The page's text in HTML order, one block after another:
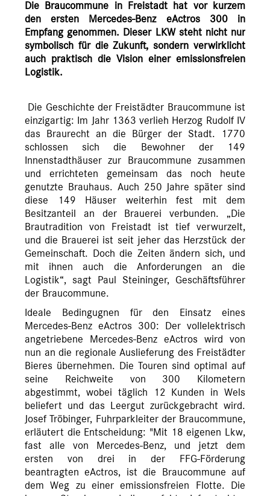
Die Braucommune in Freistadt hat vor kurzem
den ersten Mercedes-Benz eActros 300 in
Empfang genommen. Dieser LKW steht nicht nur
symbolisch für die Zukunft, sondern verwirklicht
auch praktisch die Vision einer emissionsfreien
Logistik.
Die Geschichte der Freistädter Braucommune ist
einzigartig: Im Jahr 1363 verlieh Herzog Rudolf IV
das Braurecht an die Bürger der Stadt. 1770
schlossen sich die Bewohner der 149
Innenstadthäuser zur Braucommune zusammen
und errichteten gemeinsam das noch heute
genutzte Brauhaus. Auch 250 Jahre später sind
diese 149 Häuser weiterhin fest mit dem
Besitzanteil an der Brauerei verbunden. „Die
Brautradition von Freistadt ist tief verwurzelt,
und die Brauerei ist seit jeher das Herzstück der
Gemeinschaft. Doch die Zeiten ändern sich, und
mit ihnen auch die Anforderungen an die
Logistik“, sagt Paul Steininger, Geschäftsführer
der Braucommune.
Ideale Bedingugnen für den Einsatz eines
Mercedes-Benz eActros 300: Der vollelektrisch
angetriebene Mercedes-Benz eActros wird von
nun an die regionale Auslieferung des Freistädter
Bieres übernehmen. Die Touren sind optimal auf
seine Reichweite von 300 Kilometern
abgestimmt, wobei täglich 12 Kunden in Wels
beliefert und das Leergut zurückgebracht wird.
Josef Tröbinger, Fuhrparkleiter der Braucommune,
erläutert die Entscheidung: "Mit 18 eigenen Lkw,
fast alle von Mercedes-Benz, und jetzt dem
ersten von drei in der FFG-Förderung
beantragten eActros, ist die Braucommune auf
dem Weg zu einer emissionsfreien Flotte. Die